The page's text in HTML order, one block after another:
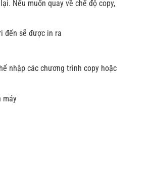
Nếu muốn quay về chế độ copy,
đến sẽ được in ra
nhập các chương trình copy hoặc
máy